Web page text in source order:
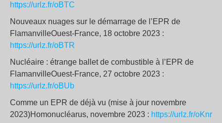
https://urlz.fr/oBTC
Nouveaux nuages sur le démarrage de l’EPR de
FlamanvilleOuest-France, 18 octobre 2023 :
https://urlz.fr/oBTR
Nucléaire : étrange ballet de combustible à l’EPR de
FlamanvilleOuest-France, 27 octobre 2023 :
https://urlz.fr/oBUb
Comme un EPR de déjà vu (mise à jour novembre
2023)Homonucléarus, novembre 2023 : https://urlz.fr/oKnr